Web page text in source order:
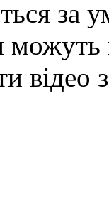
можуть
відео